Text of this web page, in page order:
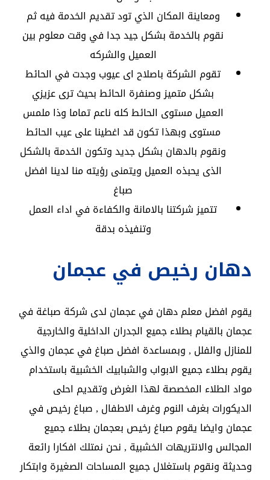
ومعاينة المكان الذي تود تقديم الخدمة فيه ثم
نقوم بالخدمة بشكل جيد جدا في وقت معلوم بين
العميل والشركه
تقوم الشركة باصلاح اى عيوب وجدت في الحائط
بشكل متميز وصنفرة الحائط بحيث ترى عزيزي
العميل مستوى الحائط كله ناعم تماما وذا ملمس
مستوى وبهذا تكون قد اغطينا على عيب الحائط
ونقوم بالدهان بشكل جديد وتكون الخدمة بالشكل
الذى يحبذه العميل ويتمنى رؤيته منا لدينا افضل
صباغ
تتميز شركتنا بالامانة والكفاءة في اداء العمل
وتنفيذه بدقة
دهان رخيص في عجمان
يقوم افضل معلم دهان في عجمان لدى شركة صباغة في
عجمان بالقيام بطلاء جميع الجدران الداخلية والخارجية
للمنازل والفلل , وبمساعدة افضل صباغ في عجمان والذي
يقوم بطلاء جميع الابواب والشبابيك الخشبية باستخدام
مواد الطلاء المخصصة لهذا الغرض وتقديم احلى
الديكورات بغرف النوم وغرف الاطفال , صباغ رخيص في
عجمان وايضا يقوم صباغ رخيص بعجمان بطلاء جميع
المجالس والانتريهات الخشبية , نحن نمتلك افكارا رائعة
وحديثة ونقوم باستغلال جميع المساحات الصغيرة وابتكار